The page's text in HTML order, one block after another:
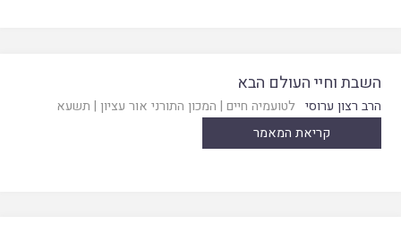
השבת וחיי העולם הבא
הרב רצון ערוסי לטועמיה חיים | המכון התורני אור עציון | תשעא
קריאת המאמר